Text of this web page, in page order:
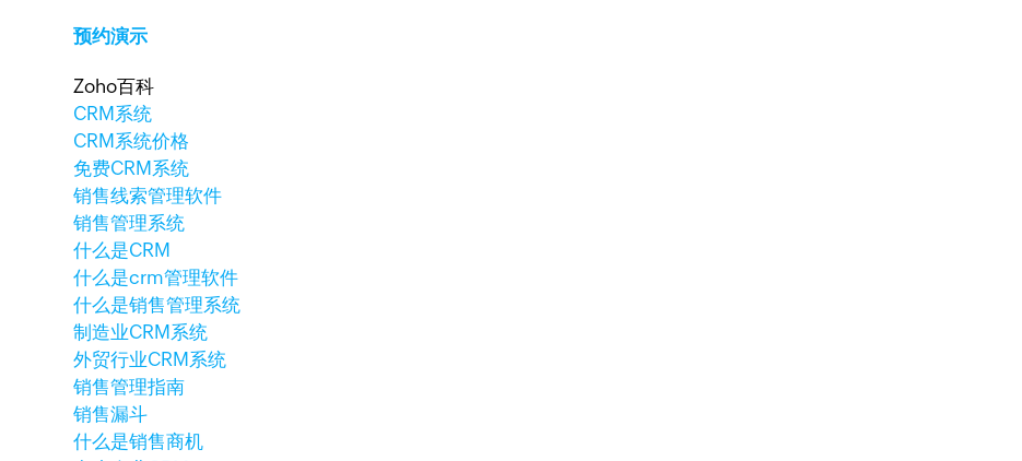
预约演示
Zoho百科
CRM系统
CRM系统价格
免费CRM系统
销售线索管理软件
销售管理系统
什么是CRM
什么是crm管理软件
什么是销售管理系统
制造业CRM系统
外贸行业CRM系统
销售管理指南
销售漏斗
什么是销售商机